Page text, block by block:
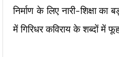
निर्माण के लिए नारी-शिक्षा का
में गिरिधर कविराय के शब्दों में